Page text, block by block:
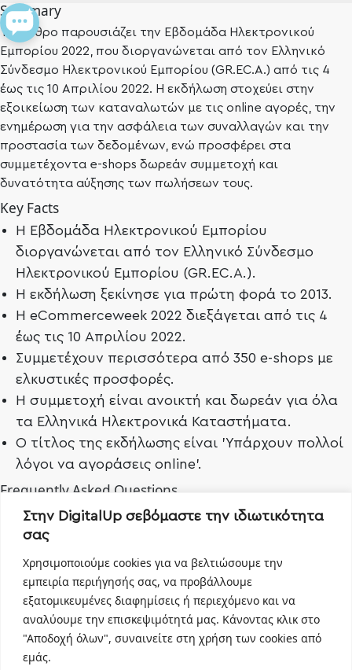
Στην DigitalUp σεβόμαστε την ιδιωτικότητα
σας
Χρησιμοποιούμε cookies για να βελτιώσουμε την
εμπειρία περιήγησής σας, να προβάλλουμε
εξατομικευμένες διαφημίσεις ή περιεχόμενο και να
αναλύουμε την επισκεψιμότητά μας. Κάνοντας κλικ στο
"Αποδοχή όλων", συναινείτε στη χρήση των cookies από
εμάς.
Summary
Το άρθρο παρουσιάζει την Εβδομάδα Ηλεκτρονικού
Εμπορίου 2022, που διοργανώνεται από τον Ελληνικό
Σύνδεσμο Ηλεκτρονικού Εμπορίου (GR.EC.A.) από τις 4
έως τις 10 Απριλίου 2022. Η εκδήλωση στοχεύει στην
εξοικείωση των καταναλωτών με τις online αγορές, την
ενημέρωση για την ασφάλεια των συναλλαγών και την
προστασία των δεδομένων, ενώ προσφέρει στα
συμμετέχοντα e-shops δωρεάν συμμετοχή και
δυνατότητα αύξησης των πωλήσεων τους.
Key Facts
Η Εβδομάδα Ηλεκτρονικού Εμπορίου
διοργανώνεται από τον Ελληνικό Σύνδεσμο
Ηλεκτρονικού Εμπορίου (GR.EC.A.).
Η εκδήλωση ξεκίνησε για πρώτη φορά το 2013.
Η eCommerceweek 2022 διεξάγεται από τις 4
έως τις 10 Απριλίου 2022.
Συμμετέχουν περισσότερα από 350 e-shops με
ελκυστικές προσφορές.
Η συμμετοχή είναι ανοικτή και δωρεάν για όλα
τα Ελληνικά Ηλεκτρονικά Καταστήματα.
Ο τίτλος της εκδήλωσης είναι 'Υπάρχουν πολλοί
λόγοι να αγοράσεις online'.
Frequently Asked Questions
Τι είναι η Εβδομάδα Ηλεκτρονικού Εμπορίου;
Η Εβδομάδα Ηλεκτρονικού Εμπορίου είναι η μεγαλύτερη
γιορτή Ηλεκτρονικού Εμπορίου που διοργανώνεται από
τον Ελληνικό Σύνδεσμο Ηλεκτρονικού Εμπορίου
(GR.EC.A.) και ξεκίνησε το 2013.
Ποιοι είναι οι στόχοι της Εβδομάδας Ηλεκτρονικού Εμπορίου;
Οι στόχοι είναι να ενημερωθούν οι καταναλωτές για την
ασφάλεια των online πληρωμών, την προστασία των
προσωπικών δεδομένων και των δικαιωμάτων τους στο